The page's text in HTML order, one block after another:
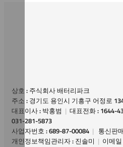
상호 : 주식회사 배터리파크
주소 : 경기도 용인시 기흥구 어정로
대표이사 : 박홍범 | 대표전화 : 1644-
031-281-5873
사업자번호 : 689-87-00084 | 통신판
개인정보책임관리자 : 진솔미 | 이메